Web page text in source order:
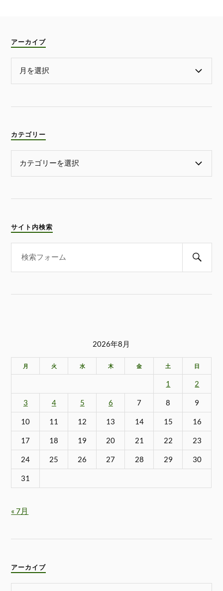
アーカイブ
カテゴリー
サイト内検索
2026年8月
月 火 水 木 金 土 日
1 2
3 4 5 6 7 8 9
10 11 12 13 14 15 16
17 18 19 20 21 22 23
24 25 26 27 28 29 30
31
« 7月
アーカイブ